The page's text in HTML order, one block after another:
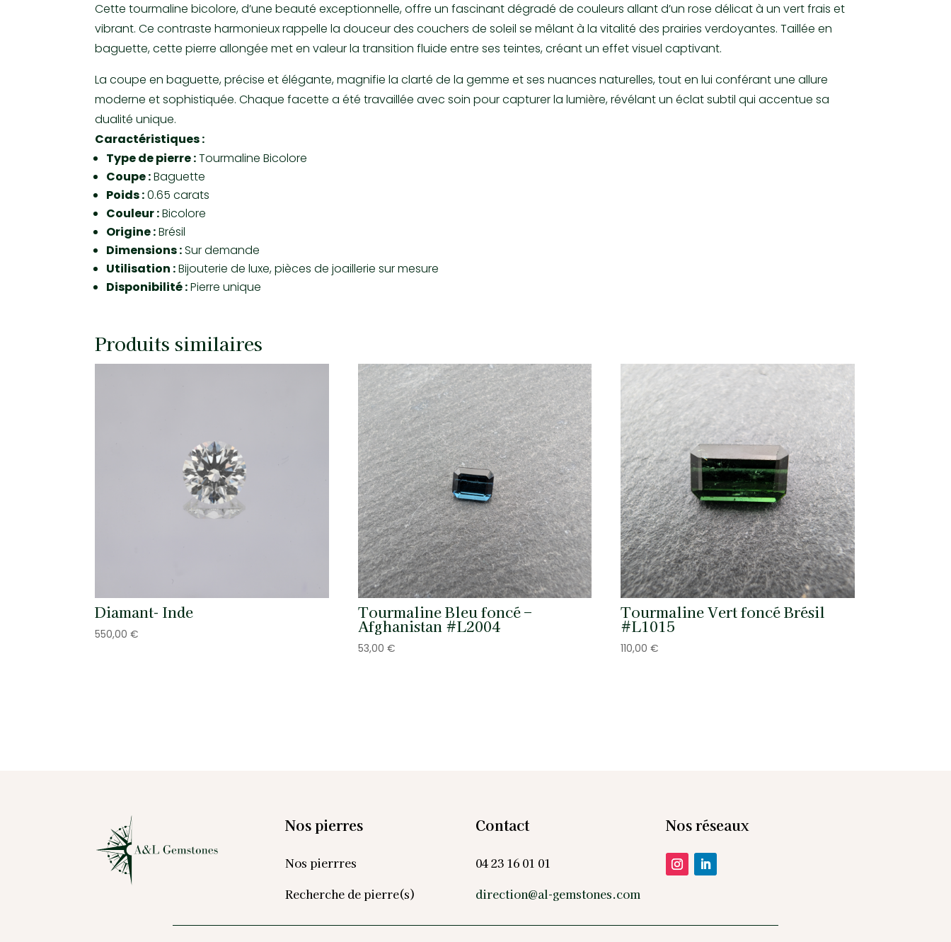
Cette tourmaline bicolore, d’une beauté exceptionnelle, offre un fascinant dégradé de couleurs allant d’un rose délicat à un vert frais et
vibrant. Ce contraste harmonieux rappelle la douceur des couchers de soleil se mêlant à la vitalité des prairies verdoyantes. Taillée en
baguette, cette pierre allongée met en valeur la transition fluide entre ses teintes, créant un effet visuel captivant.
La coupe en baguette, précise et élégante, magnifie la clarté de la gemme et ses nuances naturelles, tout en lui conférant une allure
moderne et sophistiquée. Chaque facette a été travaillée avec soin pour capturer la lumière, révélant un éclat subtil qui accentue sa
dualité unique.
Caractéristiques :
Type de pierre :Tourmaline Bicolore
Coupe :Baguette
Poids :0.65 carats
Couleur :Bicolore
Origine :Brésil
Dimensions :Sur demande
Utilisation :Bijouterie de luxe, pièces de joaillerie sur mesure
Disponibilité :Pierre unique
Produits similaires
Diamant- Inde
550,00€
Tourmaline Bleu foncé –
Afghanistan #L2004
53,00 €
Tourmaline Vert foncé Brésil
#L1015
110,00€
Nos pierres
Nos pierrres
Recherche de pierre(s)
Contact
04 23 16 01 01
direction@al-gemstones.com
Nos réseaux